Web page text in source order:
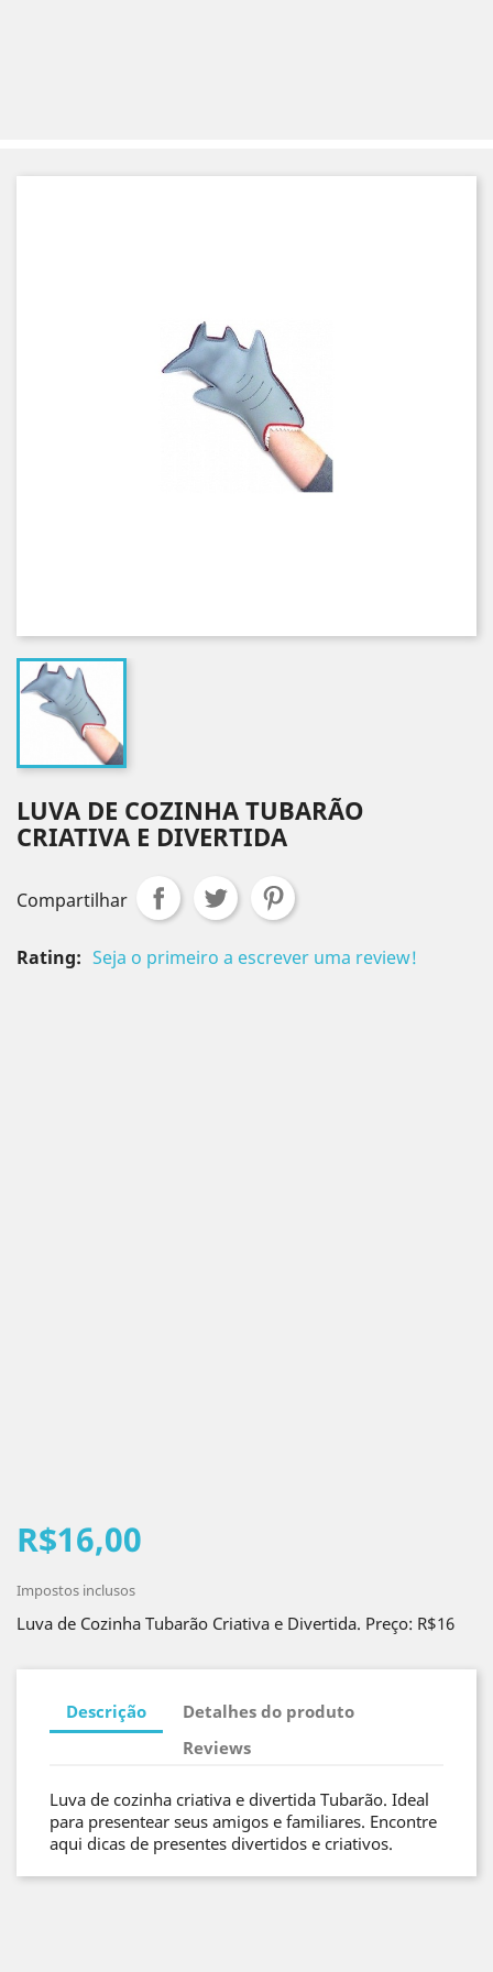
LUVA DE COZINHA TUBARÃO
CRIATIVA E DIVERTIDA
Compartilhar
Rating: Seja o primeiro a escrever uma review!
R$16,00
Impostos inclusos
Luva de Cozinha Tubarão Criativa e Divertida. Preço: R$16
Descrição
Detalhes do produto
Reviews
Luva de cozinha criativa e divertida Tubarão. Ideal
para presentear seus amigos e familiares. Encontre
aqui dicas de presentes divertidos e criativos.